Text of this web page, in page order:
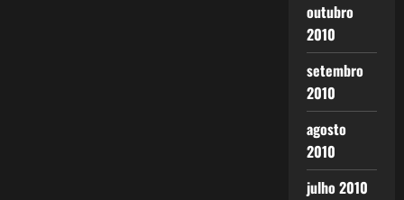
outubro
2010
setembro
2010
agosto
2010
julho 2010